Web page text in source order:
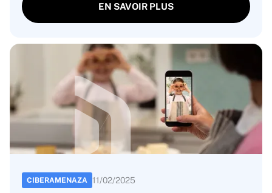
EN SAVOIR PLUS
CIBERAMENAZA 11/02/2025